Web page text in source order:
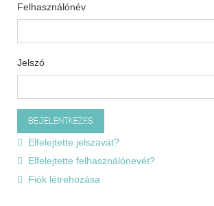
Felhasználónév
Jelszó
Elfelejtette jelszavát?
Elfelejtette felhasználónevét?
Fiók létrehozása